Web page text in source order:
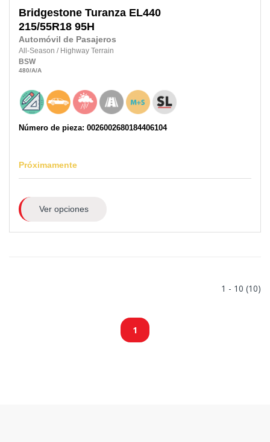
Bridgestone Turanza EL440
215/55R18 95H
Automóvil de Pasajeros
All-Season / Highway Terrain
BSW
480/A/A
Número de pieza: 0026002680184406104
Próximamente
Ver opciones
1 - 10 (10)
1